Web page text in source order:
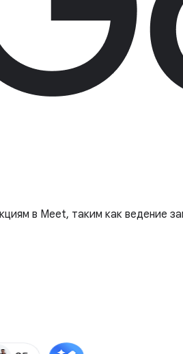
в Meet, таким как ведение